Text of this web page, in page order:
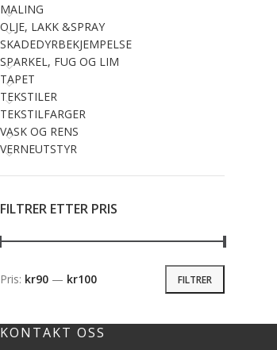
MALING
OLJE, LAKK &SPRAY
SKADEDYRBEKJEMPELSE
SPARKEL, FUG OG LIM
TAPET
TEKSTILER
TEKSTILFARGER
VASK OG RENS
VERNEUTSTYR
FILTRER ETTER PRIS
FILTRER
Pris: kr90 — kr100
KONTAKT OSS